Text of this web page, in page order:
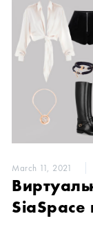
March 11, 2021